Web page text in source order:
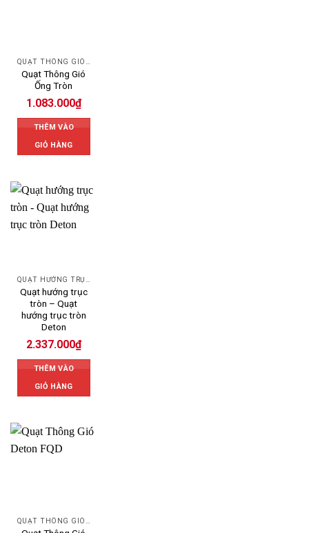
Quạt Thông Gió
Ống Tròn
1.083.000₫
THÊM VÀO
GIỎ HÀNG
QUẠT HƯỚNG TRỤC
Quạt hướng trục
tròn – Quạt
hướng trục tròn
Deton
2.337.000₫
THÊM VÀO
GIỎ HÀNG
QUẠT THÔNG GIÓ DETON